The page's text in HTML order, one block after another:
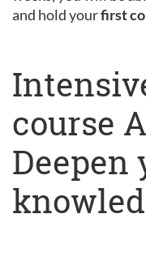
and hold yourfirst
course
Deepen